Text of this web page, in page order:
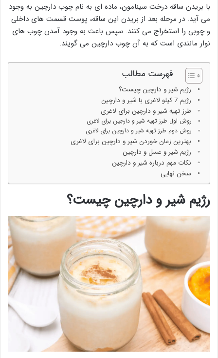
با بریدن ساقه درخت سینامون، ماده ای به نام چوب دارچین به وجود
می آید. در مرحله بعد از بریدن این ساقه، پوست قسمت های داخلی
و چوبی را استخراج می کنند. سپس باعث به وجود آمدن چوب های
نوار مانندی است که به آن چوب دارچین می گویند.
فهرست مطالب
رژیم شیر و دارچین چیست؟
رژیم 7 کیلو لاغری با شیر و دارچین
طرز تهیه شیر و دارچین برای لاغری
روش اول طرز تهیه شیر و دارجین برای لاغری
روش دوم طرز تهیه شیر و دارچین برای لاغری
بهترین زمان خوردن شیر و دارچین برای لاغری
رژیم شیر و عسل و دارچین
نکات مهم درباره شیر و دارچین
سخن نهایی
رژیم شیر و دارچین چیست؟